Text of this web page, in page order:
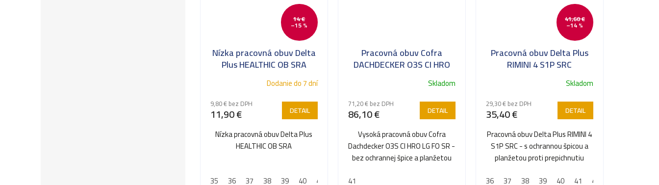
14 €
–15 %
Nízka pracovná obuv Delta
Plus HEALTHIC OB SRA
Dodanie do 7 dní
9,80 € bez DPH
11,90 € DETAIL
Nízka pracovná obuv Delta Plus
HEALTHIC OB SRA
35 36 37 38 39 40 41 43
Pracovná obuv Cofra
DACHDECKER O3S CI HRO
Skladom
71,20 € bez DPH
86,10 € DETAIL
Vysoká pracovná obuv Cofra
Dachdecker O3S CI HRO LG FO SR -
bez ochrannej špice a planžetou
41
41,60 €
–14 %
Pracovná obuv Delta Plus
RIMINI 4 S1P SRC
Skladom
29,30 € bez DPH
35,40 € DETAIL
Pracovná obuv Delta Plus RIMINI 4
S1P SRC - s ochrannou špicou a
planžetou proti prepichnutiu
36
37 38 39 40 41 42